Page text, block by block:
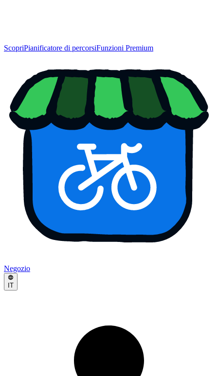
ScopriPianificatore di percorsiFunzioni Premium
Negozio
IT